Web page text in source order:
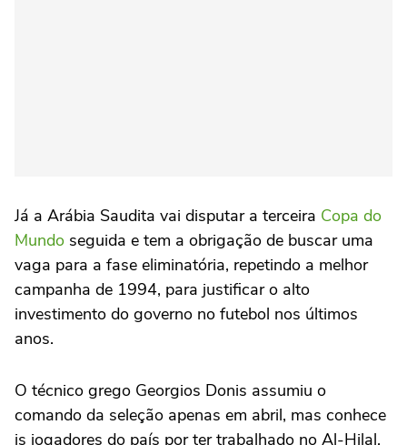
Já a Arábia Saudita vai disputar a terceira Copa do
Mundo seguida e tem a obrigação de buscar uma
vaga para a fase eliminatória, repetindo a melhor
campanha de 1994, para justificar o alto
investimento do governo no futebol nos últimos
anos.
O técnico grego Georgios Donis assumiu o
comando da seleção apenas em abril, mas conhece
is jogadores do país por ter trabalhado no Al-Hilal,